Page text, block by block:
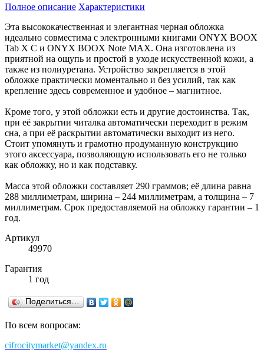
Полное описание Характеристики
Эта высококачественная и элегантная черная обложка
идеально совместима с электронными книгами ONYX BOOX
Tab X C и ONYX BOOX Note MAX. Она изготовлена из
приятной на ощупь и простой в уходе искусственной кожи, а
также из полиуретана. Устройство закрепляется в этой
обложке практически моментально и без усилий, так как
крепление здесь современное и удобное – магнитное.
Кроме того, у этой обложки есть и другие достоинства. Так,
при её закрытии читалка автоматически переходит в режим
сна, а при её раскрытии автоматически выходит из него.
Стоит упомянуть и грамотно продуманную конструкцию
этого аксессуара, позволяющую использовать его не только
как обложку, но и как подставку.
Масса этой обложки составляет 290 граммов; её длина равна
288 миллиметрам, ширина – 244 миллиметрам, а толщина – 7
миллиметрам. Срок предоставляемой на обложку гарантии – 1
год.
Артикул
49970
Гарантия
1 год
Поделиться…
По всем вопросам:
cifrocitymarket@yandex.ru